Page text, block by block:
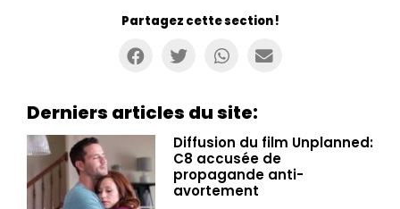
Partagez cette section !
Derniers articles du site:
Diffusion du film Unplanned:
C8 accusée de
propagande anti-
avortement